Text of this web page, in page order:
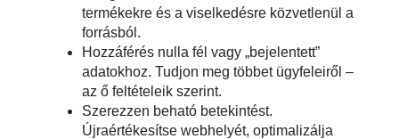
termékekre és a viselkedésre közvetlenül a
forrásból.
Hozzáférés nulla fél vagy „bejelentett”
adatokhoz. Tudjon meg többet ügyfeleiről –
az ő feltételeik szerint.
Szerezzen beható betekintést.
Újraértékesítse webhelyét, optimalizálja